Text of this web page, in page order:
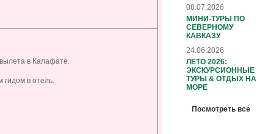
в Калафате.
в отель.
08.07.2026
МИНИ-ТУРЫ ПО
СЕВЕРНОМУ
КАВКАЗУ
24.06.2026
ЛЕТО 2026:
ЭКСКУРСИОННЫЕ
ТУРЫ & ОТДЫХ НА
МОРЕ
Посмотреть все